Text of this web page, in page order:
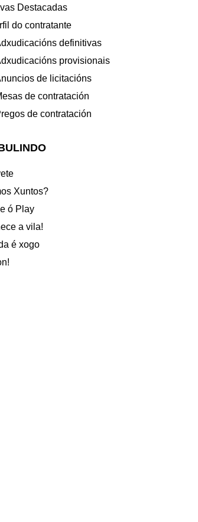
Destacadas
do contratante
definitivas
provisionais
de licitacións
de contratación
de contratación
Xuntos?
ó Play
a vila!
é xogo